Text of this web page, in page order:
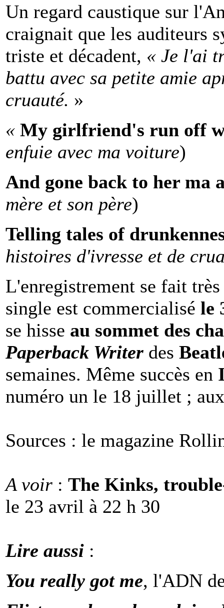
Un regard caustique sur
craignait que les auditeurs
triste et décadent, « Je l'ai
battu avec sa petite amie
cruauté. »
« My girlfriend's run off
enfuie avec ma voiture)
And gone back to her ma
mère et son père)
Telling tales of
histoires d'ivresse et de
L'enregistrement se fait
single est commercialisé le
se hisse au sommet des
Paperback Writer des
semaines. Même succès en
numéro un le 18 juillet ;
Sources : le magazine
A voir : The Kinks,
le 23 avril à 22 h 30
Lire aussi :
You really got me, l'ADN